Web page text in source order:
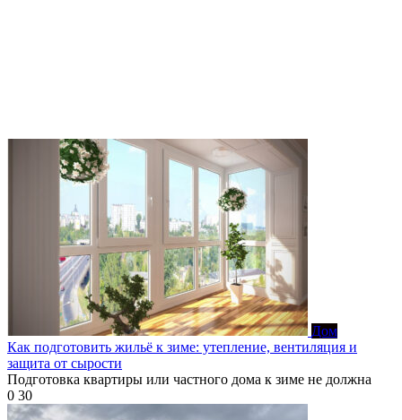
Дом
Как подготовить жильё к зиме: утепление, вентиляция и
защита от сырости
Подготовка квартиры или частного дома к зиме не должна
0 30